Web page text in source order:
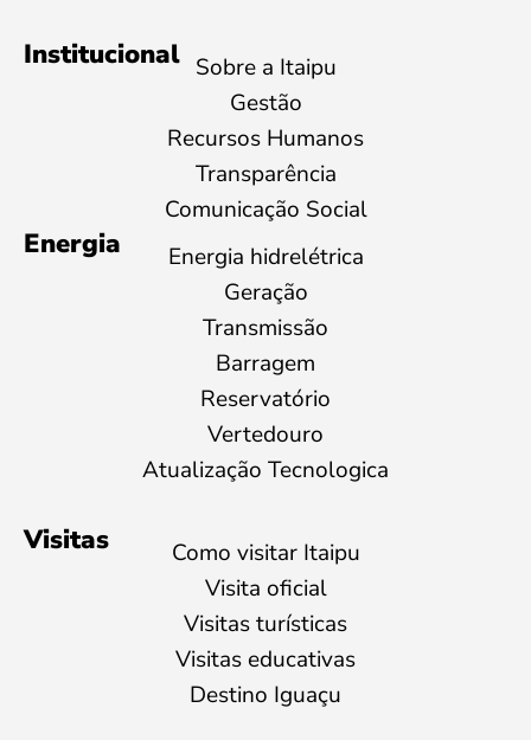
Institucional Sobre a Itaipu
Gestão
Recursos Humanos
Transparência
Comunicação Social
Energia
Energia hidrelétrica
Geração
Transmissão
Barragem
Reservatório
Vertedouro
Atualização Tecnologica
Visitas
Como visitar Itaipu
Visita oficial
Visitas turísticas
Visitas educativas
Destino Iguaçu